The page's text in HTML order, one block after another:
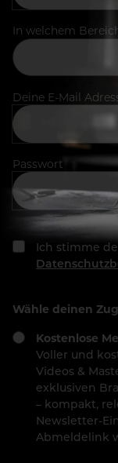
In welchem
Deine E-Mail
Passwort
Ich stimme
Wähle deinen
Kostenlose
Voller und
Videos &
exklusiven
– kompakt,
Newsletter-
Abmeldelink